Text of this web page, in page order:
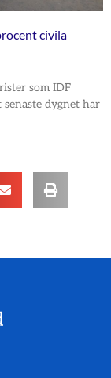
civila
som IDF
dygnet har